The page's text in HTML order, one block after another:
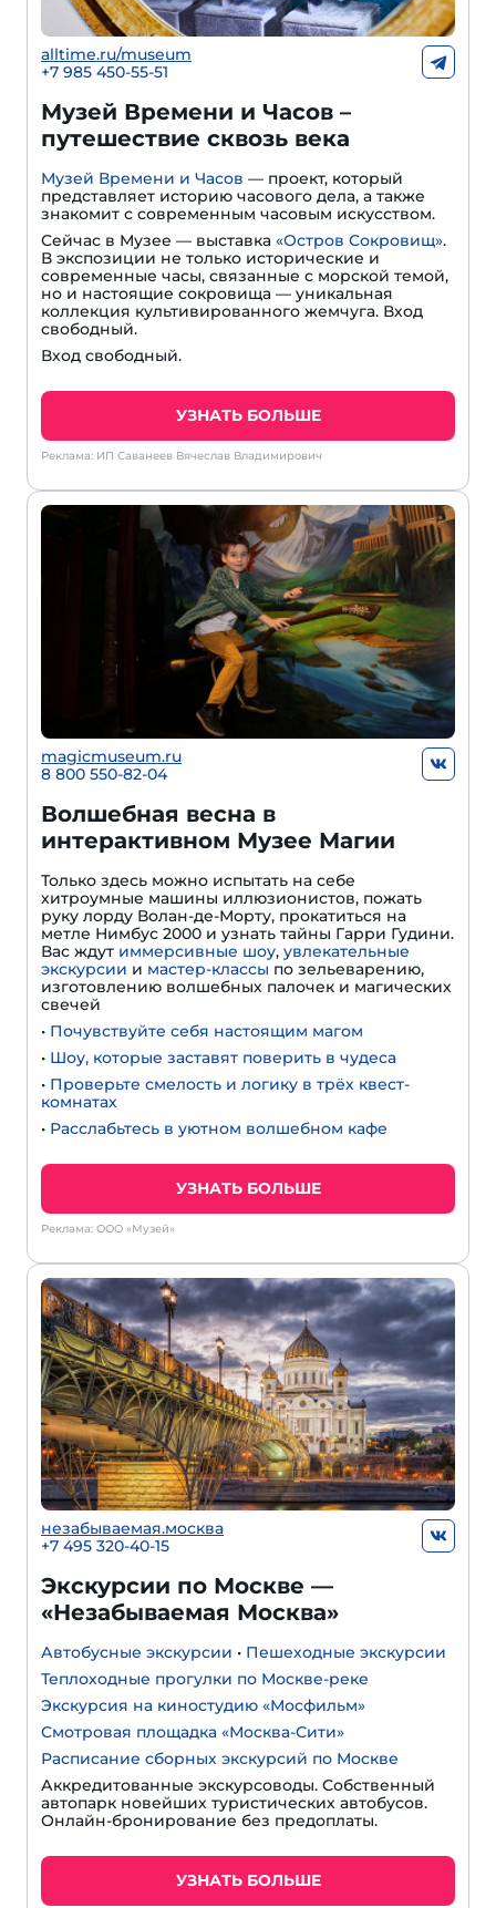
alltime.ru/museum
+7 985 450-55-51
Музей Времени и Часов –
путешествие сквозь века
Музей Времени и Часов — проект, который
представляет историю часового дела, а также
знакомит с современным часовым искусством.
Сейчас в Музее — выставка «Остров Сокровищ».
В экспозиции не только исторические и
современные часы, связанные с морской темой,
но и настоящие сокровища — уникальная
коллекция культивированного жемчуга. Вход
свободный.
Вход свободный.
УЗНАТЬ БОЛЬШЕ
Реклама: ИП Саванеев Вячеслав Владимирович
magicmuseum.ru
8 800 550-82-04
Волшебная весна в
интерактивном Музее Магии
Только здесь можно испытать на себе
хитроумные машины иллюзионистов, пожать
руку лорду Волан-де-Морту, прокатиться на
метле Нимбус 2000 и узнать тайны Гарри Гудини.
Вас ждут иммерсивные шоу, увлекательные
экскурсии и мастер-классы по зельеварению,
изготовлению волшебных палочек и магических
свечей
• Почувствуйте себя настоящим магом
• Шоу, которые заставят поверить в чудеса
• Проверьте смелость и логику в трёх квест-
комнатах
• Расслабьтесь в уютном волшебном кафе
УЗНАТЬ БОЛЬШЕ
Реклама: ООО «Музей»
незабываемая.москва
+7 495 320-40-15
Экскурсии по Москве —
«Незабываемая Москва»
Автобусные экскурсии • Пешеходные экскурсии
Теплоходные прогулки по Москве-реке
Экскурсия на киностудию «Мосфильм»
Смотровая площадка «Москва-Сити»
Расписание сборных экскурсий по Москве
Аккредитованные экскурсоводы. Собственный
автопарк новейших туристических автобусов.
Онлайн-бронирование без предоплаты.
УЗНАТЬ БОЛЬШЕ